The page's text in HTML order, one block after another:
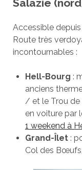
Salazie
Accessible
Route très
incontournables :
Hell-Bourg :
anciens
/ et le Trou de
en voiture par
1 weekend à
Grand-Îlet:
Col des